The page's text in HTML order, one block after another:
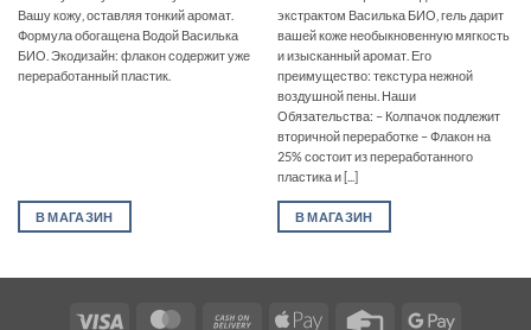
Вашу кожу, оставляя тонкий аромат.
Формула обогащена Водой Василька
БИО. Экодизайн: флакон содержит уже
переработанный пластик.
В МАГАЗИН
экстрактом Василька БИО, гель дарит
вашей коже необыкновенную мягкость
и изысканный аромат. Его
преимущество: текстура нежной
воздушной пены. Наши
Обязательства: – Колпачок подлежит
вторичной переработке – Флакон на
25% состоит из переработанного
пластика и [...]
В МАГАЗИН
Visa MasterCardCash
Apple
Credit
Google